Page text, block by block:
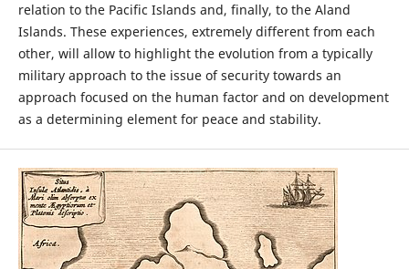
relation to the Pacific Islands and, finally, to the Aland
Islands. These experiences, extremely different from each
other, will allow to highlight the evolution from a typically
military approach to the issue of security towards an
approach focused on the human factor and on development
as a determining element for peace and stability.